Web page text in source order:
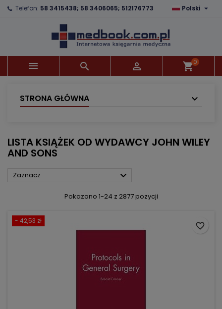
Telefon: 58 3415438; 58 3406065; 512176773 Polski 
   shopping_cart0
STRONA GŁÓWNA
LISTA KSIĄŻEK OD WYDAWCY JOHN WILEY
AND SONS
Zaznacz 
Pokazano 1-24 z 2877 pozycji
- 42,53 zł
favorite_border
×
Utwórz nową listę
×
((confirmMessage))
((cancelText)) ((modalDeleteText))
×
Nazwa listy życzeń
Utwórz listę życzeń
×
Musisz być zalogowany by zapisać produkty na
swojej liście życzeń.